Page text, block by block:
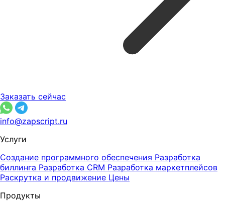
Заказать сейчас
info@zapscript.ru
Услуги
Создание программного обеспечения Разработка
биллинга Разработка CRM Разработка маркетплейсов
Раскрутка и продвижение Цены
Продукты